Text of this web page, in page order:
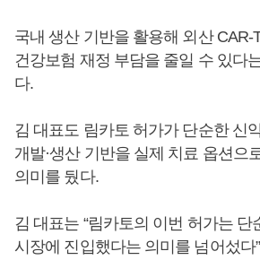
국내 생산 기반을 활용해 외산 CAR-
건강보험 재정 부담을 줄일 수 있다
다.
김 대표도 림카토 허가가 단순한 신
개발·생산 기반을 실제 치료 옵션으
의미를 뒀다.
김 대표는 “림카토의 이번 허가는 단
시장에 진입했다는 의미를 넘어섰다